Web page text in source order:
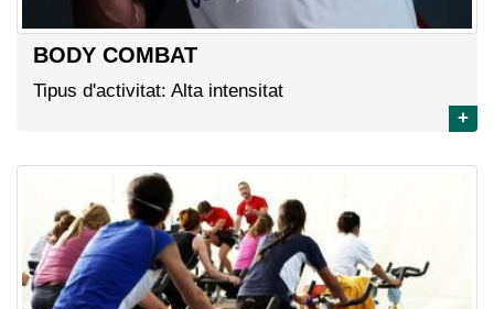
BODY COMBAT
Tipus d'activitat: Alta intensitat
+